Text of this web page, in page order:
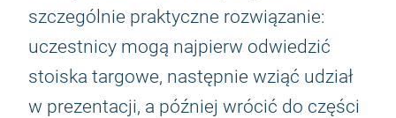
szczególnie praktyczne rozwiązanie:
uczestnicy mogą najpierw odwiedzić
stoiska targowe, następnie wziąć udział
w prezentacji, a później wrócić do części